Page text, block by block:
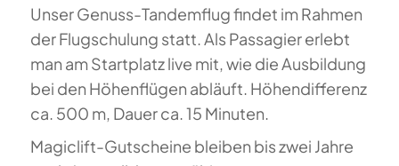
Unser Genuss-Tandemflug findet im Rahmen
der Flugschulung statt. Als Passagier erlebt
man am Startplatz live mit, wie die Ausbildung
bei den Höhenflügen abläuft. Höhendifferenz
ca. 500 m, Dauer ca. 15 Minuten.
Magiclift-Gutscheine bleiben bis zwei Jahre